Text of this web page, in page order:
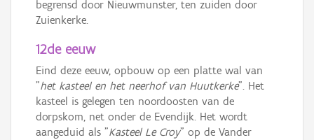
begrensd door Nieuwmunster, ten zuiden door
Zuienkerke.
12de eeuw
Eind deze eeuw, opbouw op een platte wal van
"het kasteel en het neerhof van Huutkerke". Het
kasteel is gelegen ten noordoosten van de
dorpskom, net onder de Evendijk. Het wordt
aangeduid als "Kasteel Le Croy" op de Vander